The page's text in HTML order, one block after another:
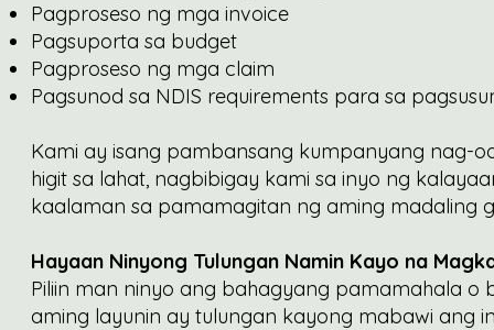
Pagproseso ng mga invoice
Pagsuporta sa budget
Pagproseso ng mga claim
Pagsunod sa NDIS requirements para sa
Kami ay isang pambansang kumpanyang nag-
higit sa lahat, nagbibigay kami sa inyo ng
kaalaman sa pamamagitan ng aming madaling
Hayaan Ninyong Tulungan Namin Kayo na
Piliin man ninyo ang bahagyang pamamahala
aming layunin ay tulungan kayong mabawi ang